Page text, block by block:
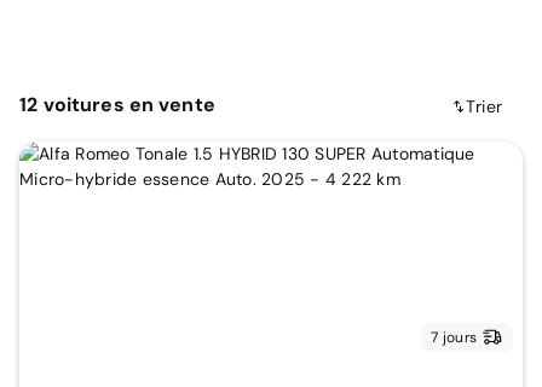
12 voitures en vente Trier
7 jours